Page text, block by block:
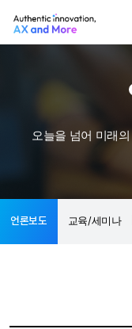
오늘을 넘어 미래
언론보도 교육/세미나